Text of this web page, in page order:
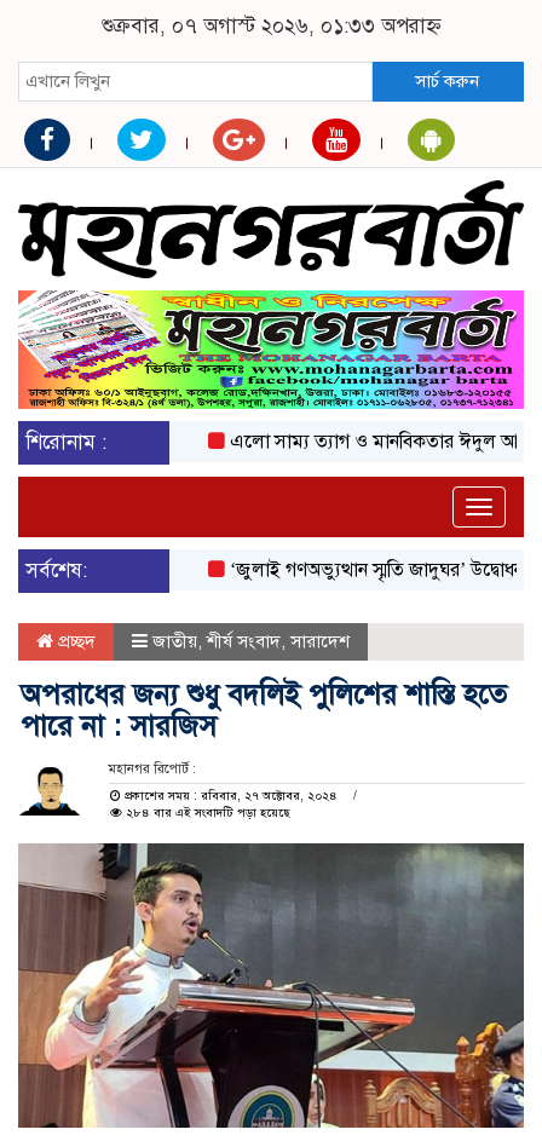
শুক্রবার, ০৭ অগাস্ট ২০২৬, ০১:৩৩ অপরাহ্ন
সার্চ করুন
শিরোনাম : এলো সাম্য ত্যাগ ও মানবিকতার ঈদুল আজহা
Toggle
সর্বশেষ:
‘জুলাই গণঅভ্যুত্থান স্মৃতি জাদুঘর’ উদ্বোধন করলেন
প্রচ্ছদ জাতীয়,শীর্ষ সংবাদ,সারাদেশ
অপরাধের জন্য শুধু বদলিই পুলিশের শাস্তি হতে
পারে না : সারজিস
মহানগর রিপোর্ট :
প্রকাশের সময় : রবিবার, ২৭ অক্টোবর, ২০২৪
২৮৪ বার এই সংবাদটি পড়া হয়েছে